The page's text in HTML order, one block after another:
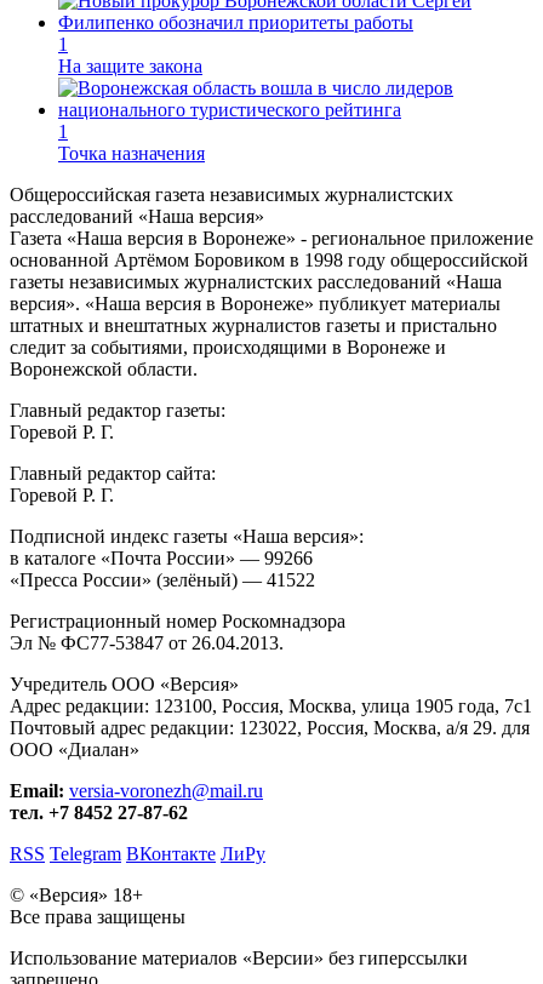
1
На защите закона
1
Точка назначения
Общероссийская газета независимых журналистских
расследований «Наша версия»
Газета «Наша версия в Воронеже» - региональное приложение
основанной Артёмом Боровиком в 1998 году общероссийской
газеты независимых журналистских расследований «Наша
версия». «Наша версия в Воронеже» публикует материалы
штатных и внештатных журналистов газеты и пристально
следит за событиями, происходящими в Воронеже и
Воронежской области.
Главный редактор газеты:
Горевой Р. Г.
Главный редактор сайта:
Горевой Р. Г.
Подписной индекс газеты «Наша версия»:
в каталоге «Почта России» — 99266
«Пресса России» (зелёный) — 41522
Регистрационный номер Роскомнадзора
Эл № ФС77-53847 от 26.04.2013.
Учредитель ООО «Версия»
Адрес редакции: 123100, Россия, Москва, улица 1905 года, 7с1
Почтовый адрес редакции: 123022, Россия, Москва, а/я 29. для
ООО «Диалан»
Email: versia-voronezh@mail.ru
тел. +7 8452 27-87-62
RSS Telegram ВКонтакте ЛиРу
© «Версия» 18+
Все права защищены
Использование материалов «Версии» без гиперссылки
запрещено